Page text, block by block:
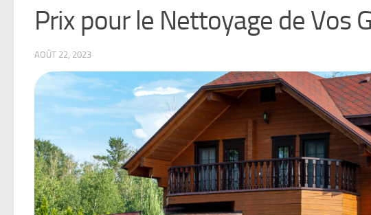
Prix pour le Nettoyage de Vos
AOÛT 22, 2023